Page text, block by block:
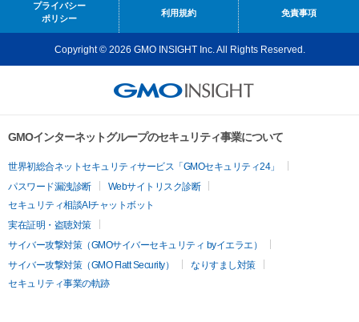
プライバシー
ポリシー
利用規約 免責事項
Copyright © 2026 GMO INSIGHT Inc. All Rights Reserved.
GMOインターネットグループのセキュリティ事業について
世界初総合ネットセキュリティサービス「GMOセキュリティ24」
パスワード漏洩診断
Webサイトリスク診断
セキュリティ相談AIチャットボット
実在証明・盗聴対策
サイバー攻撃対策（GMOサイバーセキュリティ byイエラエ）
サイバー攻撃対策（GMO Flatt Security）
なりすまし対策
セキュリティ事業の軌跡